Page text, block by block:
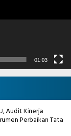
01:03
Audit Kinerja
Perbaikan Tata